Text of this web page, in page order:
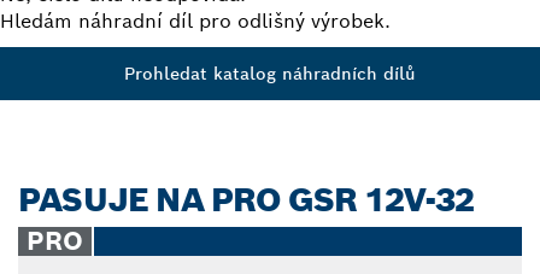
Hledám náhradní díl pro odlišný výrobek.
Prohledat katalog náhradních dílů
PASUJE NA PRO GSR 12V-32
PRO